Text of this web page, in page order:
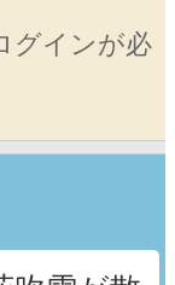
グインが必